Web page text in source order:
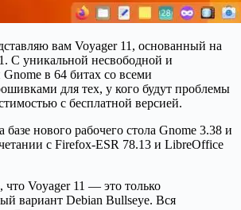
вам Voyager 11, основанный на
С уникальной несвободной и
в 64 битах со всеми
для тех, у кого будут проблемы
с бесплатной версией.
базе нового рабочего стола Gnome 3.38 и
с Firefox-ESR 78.13 и LibreOffice
Voyager 11 — это только
вариант Debian Bullseye. Вся